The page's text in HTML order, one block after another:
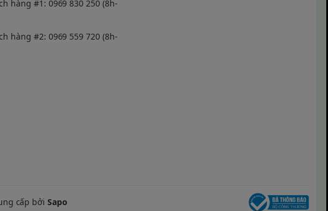
hàng #1: 0969 830 250 (8h-
hàng #2: 0969 559 720 (8h-
cấp bởiSapo